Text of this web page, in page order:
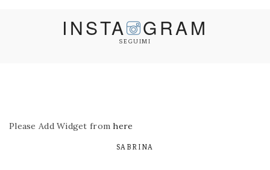
INSTA GRAM
SEGUIMI
Please Add Widget fromhere
SABRINA